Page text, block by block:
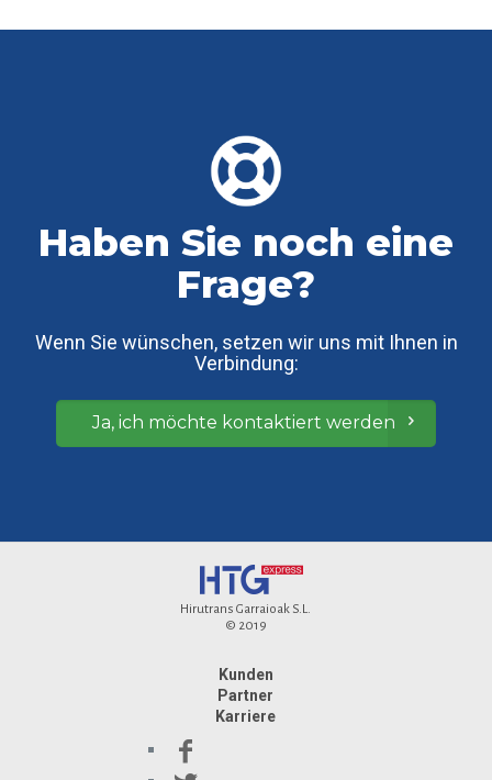
Haben Sie noch eine
Frage?
Wenn Sie wünschen, setzen wir uns mit Ihnen in
Verbindung:
Ja, ich möchte kontaktiert werden
Hirutrans Garraioak S.L.
© 2019
Kunden
Partner
Karriere